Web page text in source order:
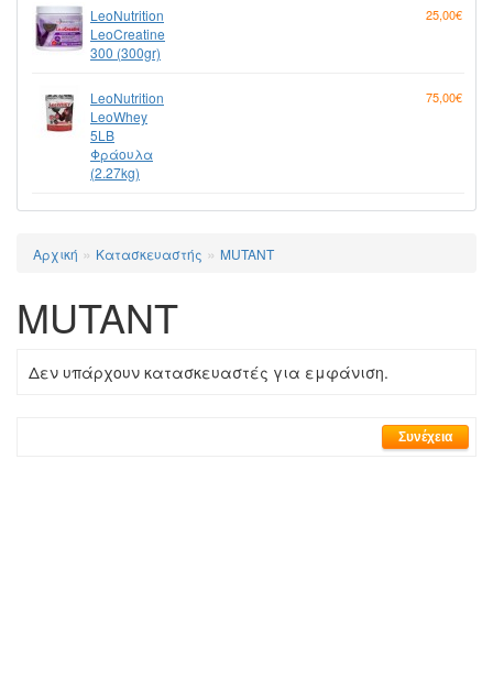
LeoNutrition
LeoCreatine
300 (300gr)
25,00€
LeoNutrition
LeoWhey
5LB
Φράουλα
(2.27kg)
75,00€
Αρχική » Κατασκευαστής » MUTANT
MUTANT
Δεν υπάρχουν κατασκευαστές για εμφάνιση.
Συνέχεια